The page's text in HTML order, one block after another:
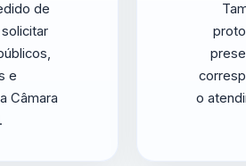
de
e
Câmara
o